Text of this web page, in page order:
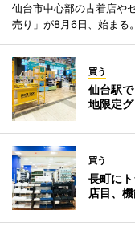
仙台市中心部の古着店や
売り」が8月6日、始まる。
買う
仙台駅
地限定
買う
長町に
店目、